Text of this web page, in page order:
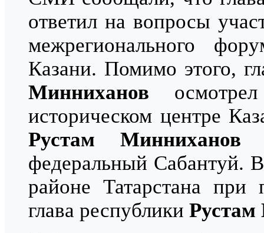
ответил на вопросы
межрегионального
Казани. Помимо этого,
Минниханов
историческом центре
Рустам Минниханов
федеральный Сабантуй.
районе Татарстана
глава республики